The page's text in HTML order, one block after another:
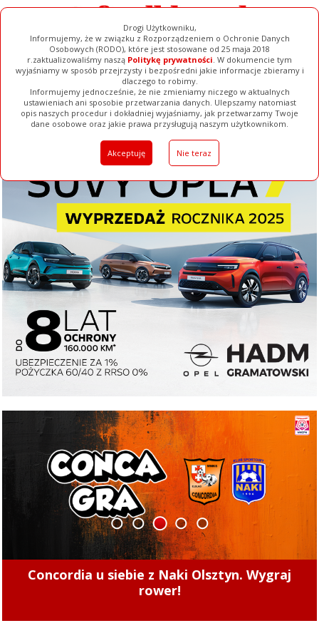
Drogi Użytkowniku,
Informujemy, że w związku z Rozporządzeniem o Ochronie Danych
Osobowych (RODO), które jest stosowane od 25 maja 2018
r.zaktualizowaliśmy naszą Politykę prywatności. W dokumencie tym
wyjaśniamy w sposób przejrzysty i bezpośredni jakie informacje zbieramy i
dlaczego to robimy.
Informujemy jednocześnie, że nie zmieniamy niczego w aktualnych
ustawieniach ani sposobie przetwarzania danych. Ulepszamy natomiast
opis naszych procedur i dokładniej wyjaśniamy, jak przetwarzamy Twoje
dane osobowe oraz jakie prawa przysługują naszym użytkownikom.
Akceptuję Nie teraz
Ogłoszenia Filmy Galerie Baza Firm Pełna Wersja
Concordia u siebie z Naki Olsztyn. Wygraj
rower!
1 2 3 4 5